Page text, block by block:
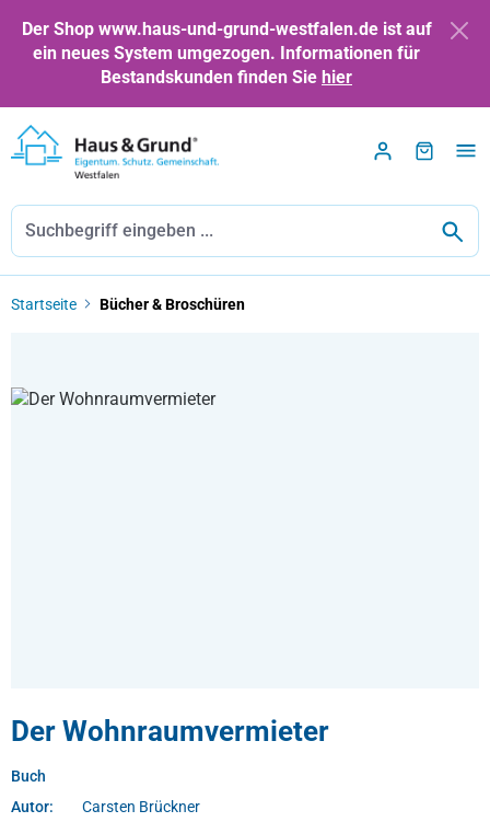
Zum Hauptinhalt springen
Der Shop www.haus-und-grund-westfalen.de ist auf
ein neues System umgezogen. Informationen für
Bestandskunden finden Sie hier
Startseite Bücher & Broschüren
Der Wohnraumvermieter
Buch
Autor:
Carsten Brückner